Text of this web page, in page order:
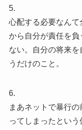
5.
心配する必要なん
から自分が責任を
ない。自分の将来
うだけのこと。
6.
まあネットで暴行
ってしまったとい